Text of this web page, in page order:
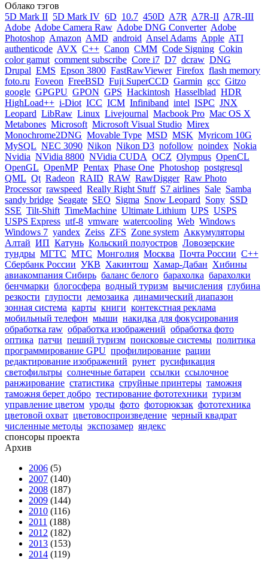
Облако тэгов
5D Mark II 5D Mark IV 6D 10.7 450D A7R A7R-II A7R-III
Adobe Adobe Camera Raw Adobe DNG Converter Adobe
Photoshop Amazon AMD android Ansel Adams Apple ATI
authenticode AVX C++ Canon CMM Code Signing Cokin
color gamut comment subscribe Core i7 D7 dcraw DNG
Drupal EMS Epson 3800 FastRawViewer Firefox flash memory
foto.ru Foveon FreeBSD Fuji SuperCCD Garmin gcc Gitzo
google GPGPU GPON GPS Hackintosh Hasselblad HDR
HighLoad++ i-Diot ICC ICM Infiniband intel ISPC JNX
Leopard LibRaw Linux Livejournal Macbook Pro Mac OS X
Metabones Microsoft Microsoft Visual Studio Mirex
Monochrome2DNG Movable Type MSD MSK Myricom 10G
MySQL NEC 3090 Nikon Nikon D3 nofollow noindex Nokia
Nvidia NVidia 8800 NVidia CUDA OCZ Olympus OpenCL
OpenGL OpenMP Pentax Phase One Photoshop postgresql
QML Qt Radeon RAID RAW RawDigger Raw Photo
Processor rawspeed Really Right Stuff S7 airlines Sale Samba
sandy bridge Seagate SEO Sigma Snow Leopard Sony SSD
SSE Tilt-Shift TimeMachine Ultimate Lithium UPS USPS
USPS Express utf-8 vmware watercooling Web Windows
Windows 7 yandex Zeiss ZFS Zone system Аккумуляторы
Алтай ИП Катунь Кольский полуостров Ловозерские
тундры МГТС МТС Монголия Москва Почта России С++
Сбербанк России УКВ Хакинтош Хамар-Дабан Хибины
авиакомпания Сибирь баланс белого барахолка барахолки
бенчмарки блогосфера водный туризм вычисления глубина
резкости глупости демозаика динамический диапазон
зонная система карты книги контекстная реклама
мобильный телефон мыши накидка для фокусирования
обработка raw обработка изображений обработка фото
оптика патчи пеший туризм поисковые системы политика
программирование GPU профилирование рации
редактирование изображений рунет русификация
светофильтры солнечные батареи ссылки ссылочное
ранжирование статистика струйные принтеры таможня
таможня берет добро тестирование фототехники туризм
управление цветом уроды фото фоторюкзак фототехника
цветовой охват цветовоспроизведение черный квадрат
численные методы экспозамер яндекс
спонсоры проекта
Архив
2006 (5)
2007 (140)
2008 (187)
2009 (144)
2010 (116)
2011 (188)
2012 (182)
2013 (153)
2014 (119)